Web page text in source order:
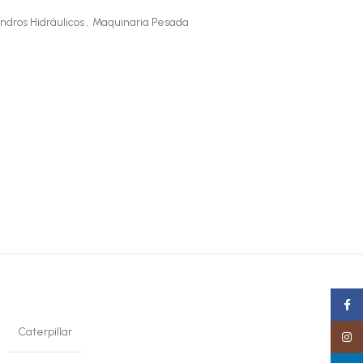
Hidráulicos, Maquinaria Pesada
Caterpillar